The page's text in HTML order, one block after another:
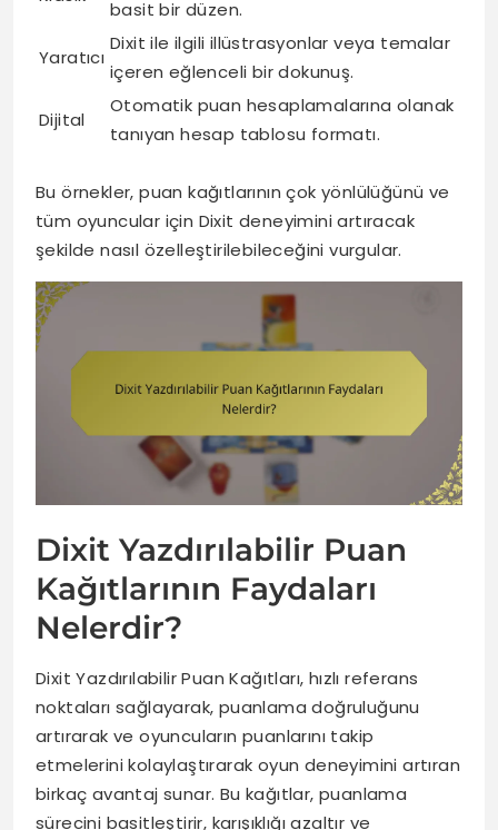
basit bir düzen.
Yaratıcı
Dixit ile ilgili illüstrasyonlar veya temalar
içeren eğlenceli bir dokunuş.
Dijital
Otomatik puan hesaplamalarına olanak
tanıyan hesap tablosu formatı.
Bu örnekler, puan kağıtlarının çok yönlülüğünü ve
tüm oyuncular için Dixit deneyimini artıracak
şekilde nasıl özelleştirilebileceğini vurgular.
Dixit Yazdırılabilir Puan
Kağıtlarının Faydaları
Nelerdir?
Dixit Yazdırılabilir Puan Kağıtları, hızlı referans
noktaları sağlayarak, puanlama doğruluğunu
artırarak ve oyuncuların puanlarını takip
etmelerini kolaylaştırarak oyun deneyimini artıran
birkaç avantaj sunar. Bu kağıtlar, puanlama
sürecini basitleştirir, karışıklığı azaltır ve